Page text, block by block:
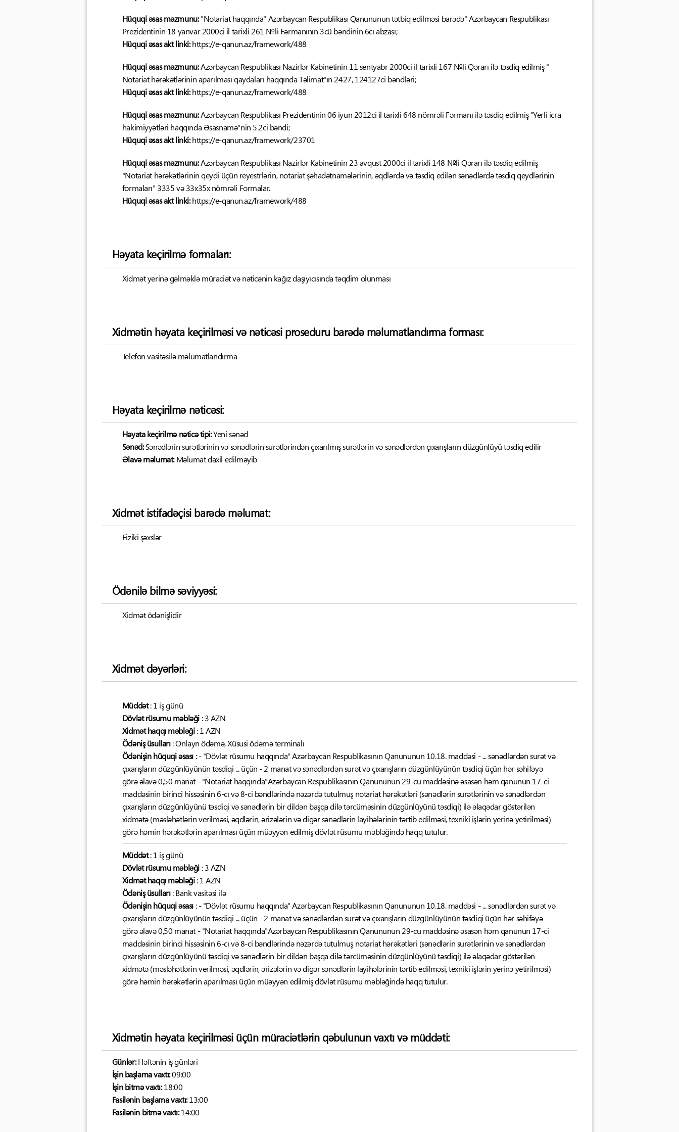
Hüquqi əsas məzmunu:"Notariat haqqında" Azərbaycan Respublikası Qanununun tətbiq edilməsi barədə" Azərbaycan Respublikası
Prezidentinin 18 yanvar 2000ci il tarixli 261 №li Fərmanının 3cü bəndinin 6cı abzası;
Hüquqi əsas akt linki:https://e-qanun.az/framework/488
Hüquqi əsas məzmunu:Azərbaycan Respublikası Nazirlər Kabinetinin 11 sentyabr 2000ci il tarixli 167 №li Qərarı ilə təsdiq edilmiş "
Notariat hərəkətlərinin aparılması qaydaları haqqında Təlimat"ın 2427, 124127ci bəndləri;
Hüquqi əsas akt linki:https://e-qanun.az/framework/488
Hüquqi əsas məzmunu:Azərbaycan Respublikası Prezidentinin 06 iyun 2012ci il tarixli 648 nömrəli Fərmanı ilə təsdiq edilmiş "Yerli icra
hakimiyyətləri haqqında Əsasnamə"nin 5.2ci bəndi;
Hüquqi əsas akt linki:https://e-qanun.az/framework/23701
Hüquqi əsas məzmunu:Azərbaycan Respublikası Nazirlər Kabinetinin 23 avqust 2000ci il tarixli 148 №li Qərarı ilə təsdiq edilmiş
"Notariat hərəkətlərinin qeydi üçün reyestrlərin, notariat şəhadətnamələrinin, əqdlərdə və təsdiq edilən sənədlərdə təsdiq qeydlərinin
formaları" 3335 və 33x35x nömrəli Formalar.
Hüquqi əsas akt linki:https://e-qanun.az/framework/488
Həyata keçirilmə formaları:
Xidmət yerinə gəlməklə müraciət və nəticənin kağız daşıyıcısında təqdim olunması
Xidmətin həyata keçirilməsi və nəticəsi proseduru barədə məlumatlandırma forması:
Telefon vasitəsilə məlumatlandırma
Həyata keçirilmə nəticəsi:
Həyata keçirilmə nəticə tipi:Yeni sənəd
Sənəd:Sənədlərin surətlərinin və sənədlərin surətlərindən çıxarılmış surətlərin və sənədlərdən çıxarışların düzgünlüyü təsdiq edilir
Əlavə məlumat:Məlumat daxil edilməyib
Xidmət istifadəçisi barədə məlumat:
Fiziki şəxslər
Ödənilə bilmə səviyyəsi:
Xidmət ödənişlidir
Xidmət dəyərləri:
Müddət: 1 iş günü
Dövlət rüsumu məbləği: 3 AZN
Xidmət haqqı məbləği: 1 AZN
Ödəniş üsulları: Onlayn ödəmə, Xüsusi ödəmə terminalı
Ödənişin hüquqi əsası: - "Dövlət rüsumu haqqında" Azərbaycan Respublikasının Qanununun 10.18. maddəsi - ... sənədlərdən surət və
çıxarışların düzgünlüyünün təsdiqi ... üçün - 2 manat və sənədlərdən surət və çıxarışların düzgünlüyünün təsdiqi üçün hər səhifəyə
görə əlavə 0,50 manat - "Notariat haqqında"Azərbaycan Respublikasının Qanununun 29-cu maddəsinə əsasən həm qanunun 17-ci
maddəsinin birinci hissəsinin 6-cı və 8-ci bəndlərində nəzərdə tutulmuş notariat hərəkətləri (sənədlərin surətlərinin və sənədlərdən
çıxarışların düzgünlüyünü təsdiqi və sənədlərin bir dildən başqa dilə tərcüməsinin düzgünlüyünü təsdiqi) ilə əlaqədar göstərilən
xidmətə (məsləhətlərin verilməsi, əqdlərin, ərizələrin və digər sənədlərin layihələrinin tərtib edilməsi, texniki işlərin yerinə yetirilməsi)
görə həmin hərəkətlərin aparılması üçün müəyyən edilmiş dövlət rüsumu məbləğində haqq tutulur.
Müddət: 1 iş günü
Dövlət rüsumu məbləği: 3 AZN
Xidmət haqqı məbləği: 1 AZN
Ödəniş üsulları: Bank vasitəsi ilə
Ödənişin hüquqi əsası: - "Dövlət rüsumu haqqında" Azərbaycan Respublikasının Qanununun 10.18. maddəsi - ... sənədlərdən surət və
çıxarışların düzgünlüyünün təsdiqi ... üçün - 2 manat və sənədlərdən surət və çıxarışların düzgünlüyünün təsdiqi üçün hər səhifəyə
görə əlavə 0,50 manat - "Notariat haqqında"Azərbaycan Respublikasının Qanununun 29-cu maddəsinə əsasən həm qanunun 17-ci
maddəsinin birinci hissəsinin 6-cı və 8-ci bəndlərində nəzərdə tutulmuş notariat hərəkətləri (sənədlərin surətlərinin və sənədlərdən
çıxarışların düzgünlüyünü təsdiqi və sənədlərin bir dildən başqa dilə tərcüməsinin düzgünlüyünü təsdiqi) ilə əlaqədar göstərilən
xidmətə (məsləhətlərin verilməsi, əqdlərin, ərizələrin və digər sənədlərin layihələrinin tərtib edilməsi, texniki işlərin yerinə yetirilməsi)
görə həmin hərəkətlərin aparılması üçün müəyyən edilmiş dövlət rüsumu məbləğində haqq tutulur.
Xidmətin həyata keçirilməsi üçün müraciətlərin qəbulunun vaxtı və müddəti:
Günlər:Həftənin iş günləri
İşin başlama vaxtı:09:00
İşin bitmə vaxtı:18:00
Fasilənin başlama vaxtı:13:00
Fasilənin bitmə vaxtı:14:00